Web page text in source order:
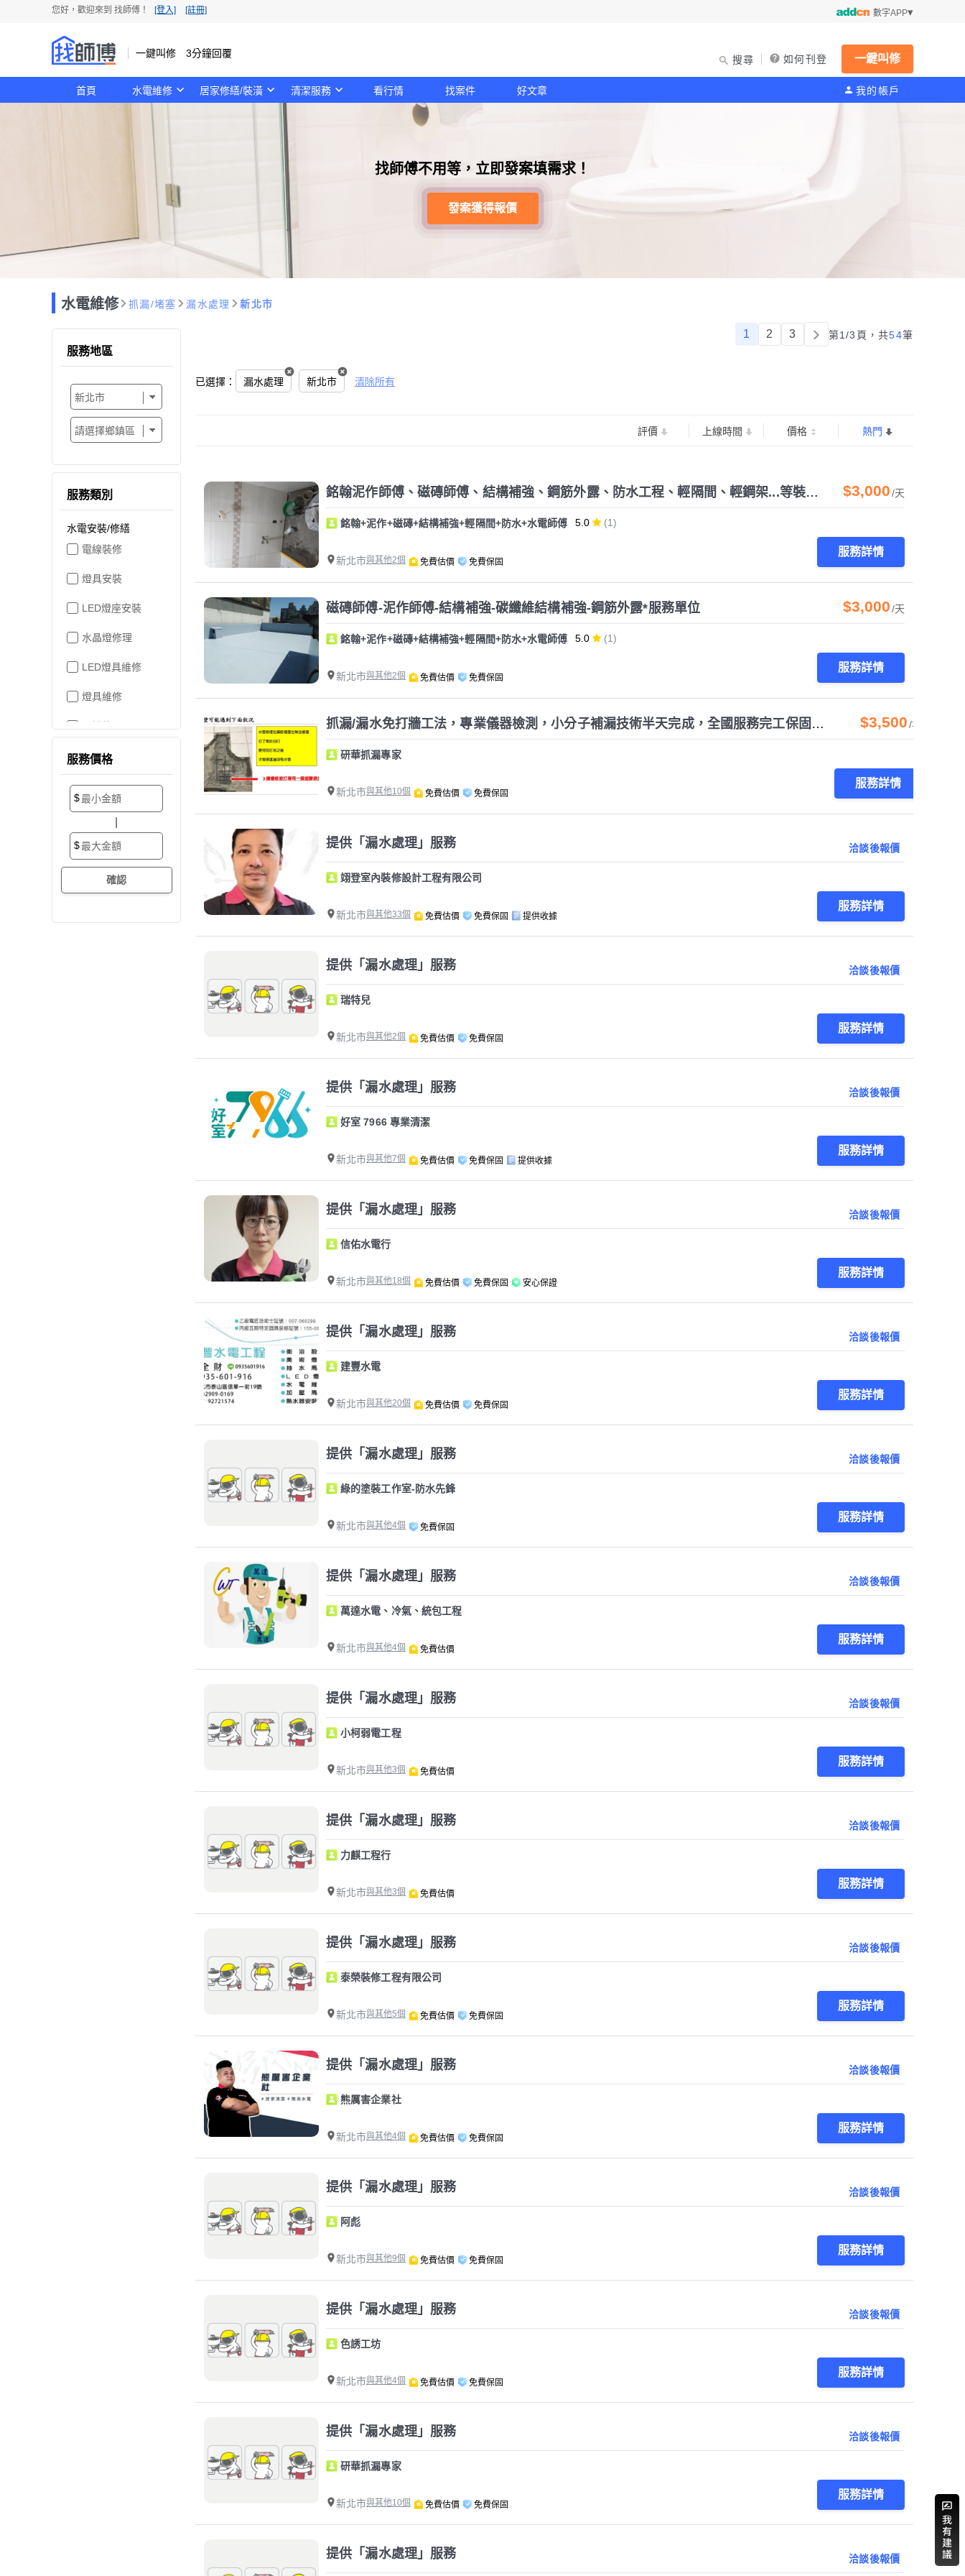
您好，歡迎來到 找師傅！ [登入] [註冊] 數字APP
一鍵叫修 3分鐘回覆
搜尋 如何刊登 一鍵叫修
首頁 水電維修 居家修繕/裝潢 清潔服務 看行情 找案件 好文章 我的帳戶
找師傅不用等，立即發案填需求！
發案獲得報價
水電維修 抓漏/堵塞 漏水處理 新北市
1 2 3 第1/3頁， 共54筆
已選擇： 漏水處理 新北市 清除所有
服務地區
服務類別
水電安裝/修繕
電線裝修
燈具安裝
LED燈座安裝
水晶燈修理
LED燈具維修
燈具維修
家電維修
洗衣機裝修
加壓/抽水馬達
抽水馬達
加壓馬達
服務價格
$
$
評價 上線時間 價格 熱門
銘翰泥作師傅、磁磚師傅、結構補強、鋼筋外露、防水工程、輕隔間、輕鋼架...等裝修工程 $3,000/天
銘翰+泥作+磁磚+結構補強+輕隔間+防水+水電師傅 5.0 (1)
新北市與其他2個 免費估價 免費保固
服務詳情
磁磚師傅-泥作師傅-結構補強-碳纖維結構補強-鋼筋外露*服務單位 $3,000/天
銘翰+泥作+磁磚+結構補強+輕隔間+防水+水電師傅 5.0 (1)
新北市與其他2個 免費估價 免費保固
服務詳情
抓漏/漏水免打牆工法，專業儀器檢測，小分子補漏技術半天完成，全國服務完工保固有保障！ $3,500 /次
研華抓漏專家
新北市與其他10個 免費估價 免費保固
服務詳情
提供「漏水處理」服務 洽談後報價
翊登室內裝修設計工程有限公司
新北市與其他33個 免費估價 免費保固 提供收據
服務詳情
提供「漏水處理」服務 洽談後報價
瑞特兒
新北市與其他2個 免費估價 免費保固
服務詳情
提供「漏水處理」服務 洽談後報價
好室 7966 專業清潔
新北市與其他7個 免費估價 免費保固 提供收據
服務詳情
提供「漏水處理」服務 洽談後報價
信佑水電行
新北市與其他18個 免費估價 免費保固 安心保證
服務詳情
提供「漏水處理」服務 洽談後報價
建豐水電
新北市與其他20個 免費估價 免費保固
服務詳情
提供「漏水處理」服務 洽談後報價
綠的塗裝工作室-防水先鋒
新北市與其他4個 免費保固
服務詳情
提供「漏水處理」服務 洽談後報價
萬達水電、冷氣、統包工程
新北市與其他4個 免費估價
服務詳情
提供「漏水處理」服務 洽談後報價
小柯弱電工程
新北市與其他3個 免費估價
服務詳情
提供「漏水處理」服務 洽談後報價
力麒工程行
新北市與其他3個 免費估價
服務詳情
提供「漏水處理」服務 洽談後報價
泰榮裝修工程有限公司
新北市與其他5個 免費估價 免費保固
服務詳情
提供「漏水處理」服務 洽談後報價
熊厲害企業社
新北市與其他4個 免費估價 免費保固
服務詳情
提供「漏水處理」服務 洽談後報價
阿彪
新北市與其他9個 免費估價 免費保固
服務詳情
提供「漏水處理」服務 洽談後報價
色誘工坊
新北市與其他4個 免費估價 免費保固
服務詳情
提供「漏水處理」服務 洽談後報價
研華抓漏專家
新北市與其他10個 免費估價 免費保固
服務詳情
提供「漏水處理」服務 洽談後報價